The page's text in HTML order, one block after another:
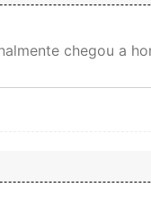
chegou a